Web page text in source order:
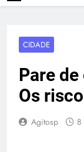
CIDADE
Pare
Os
Agitosp 8